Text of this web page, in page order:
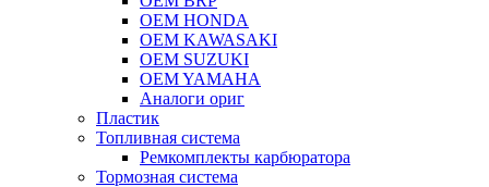
OEM HONDA
OEM KAWASAKI
OEM SUZUKI
OEM YAMAHA
Аналоги ориг
Пластик
Топливная система
Ремкомплекты карбюратора
Тормозная система